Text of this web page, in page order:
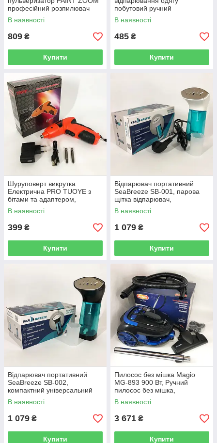
професійний розпилювач
фарби Апарат для
фарбування стін
В наявності
809 ₴
Купити
побутовий ручний
пароочисник відпарювач
парова щітка
В наявності
485 ₴
Купити
Шуруповерт викрутка
Електрична PRO TUOYE з
бітами та адаптером,
електро шуруповерт,
компактний легкий
В наявності
399 ₴
Купити
Відпарювач портативний
SeaBreeze SB-001, парова
щітка відпарювач,
компактний. Колір: білий
В наявності
1 079 ₴
Купити
Відпарювач портативний
SeaBreeze SB-002,
компактний універсальний
відпарювач. Колір: чорний
В наявності
1 079 ₴
Купити
Пилосос без мішка Magio
MG-893 900 Вт, Ручний
пилосос без мішка,
Циклонний контейнерний
пилосос
В наявності
3 671 ₴
Купити